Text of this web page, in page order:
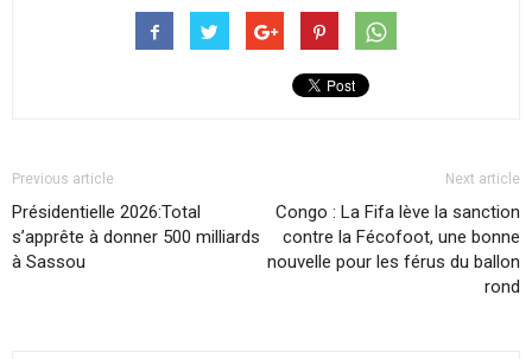
Previous article
Présidentielle 2026:Total
s’apprête à donner 500 milliards
à Sassou
Next article
Congo : La Fifa lève la sanction
contre la Fécofoot, une bonne
nouvelle pour les férus du ballon
rond